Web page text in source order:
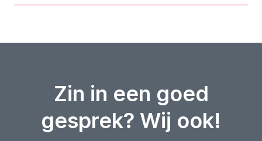
Zin in een goed
gesprek? Wij ook!